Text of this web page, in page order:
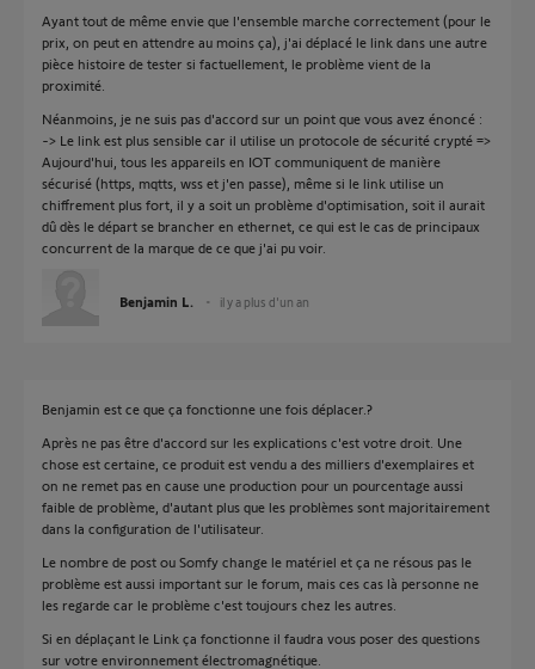
Ayant tout de même envie que l'ensemble marche correctement (pour le
prix, on peut en attendre au moins ça), j'ai déplacé le link dans une autre
pièce histoire de tester si factuellement, le problème vient de la
proximité.
Néanmoins, je ne suis pas d'accord sur un point que vous avez énoncé :
-> Le link est plus sensible car il utilise un protocole de sécurité crypté =>
Aujourd'hui, tous les appareils en IOT communiquent de manière
sécurisé (https, mqtts, wss et j'en passe), même si le link utilise un
chiffrement plus fort, il y a soit un problème d'optimisation, soit il aurait
dû dès le départ se brancher en ethernet, ce qui est le cas de principaux
concurrent de la marque de ce que j'ai pu voir.
Benjamin L. il y a plus d'un an
Benjamin est ce que ça fonctionne une fois déplacer.?
Après ne pas être d'accord sur les explications c'est votre droit. Une
chose est certaine, ce produit est vendu a des milliers d'exemplaires et
on ne remet pas en cause une production pour un pourcentage aussi
faible de problème, d'autant plus que les problèmes sont majoritairement
dans la configuration de l'utilisateur.
Le nombre de post ou Somfy change le matériel et ça ne résous pas le
problème est aussi important sur le forum, mais ces cas là personne ne
les regarde car le problème c'est toujours chez les autres.
Si en déplaçant le Link ça fonctionne il faudra vous poser des questions
sur votre environnement électromagnétique.